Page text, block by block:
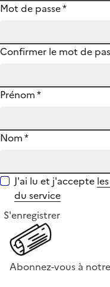
Mot de passe*
Confirmer le mot de
Prénom*
Nom*
J'ai lu et j'accepte
du service
S'enregistrer
Abonnez-vous à